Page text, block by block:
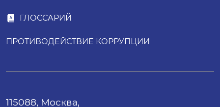
ГЛОССАРИЙ
ПРОТИВОДЕЙСТВИЕ КОРРУПЦИИ
115088, Москва,